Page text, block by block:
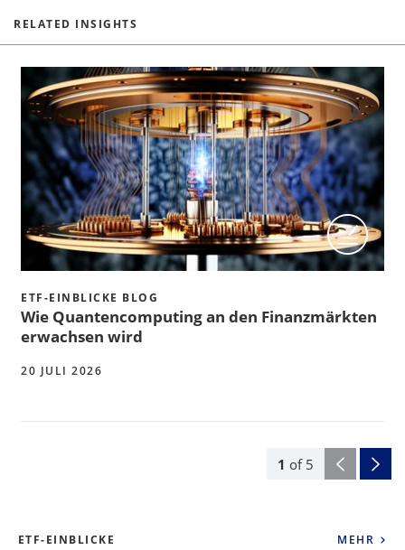
RELATED INSIGHTS
1 of 5
ETF-EINBLICKE BLOG
Wie Quantencomputing an den Finanzmärkten
erwachsen wird
20 JULI 2026
ETF-EINBLICKE MEHR